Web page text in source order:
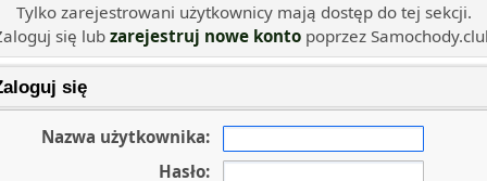
Tylko zarejestrowani użytkownicy mają dostęp do tej sekcji.
się lub zarejestruj nowe kontopoprzez
się
Nazwa użytkownika:
Hasło: